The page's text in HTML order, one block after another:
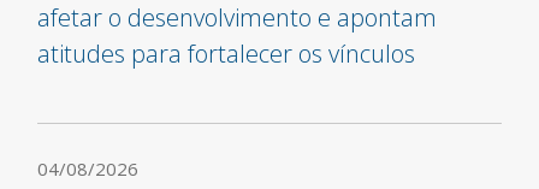
afetar o desenvolvimento e apontam
atitudes para fortalecer os vínculos
04/08/2026